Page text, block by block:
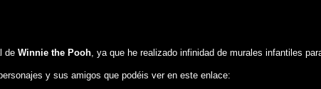
de Winnie the Pooh, ya que he realizado infinidad de murales infantiles
y sus amigos que podéis ver en este enlace: